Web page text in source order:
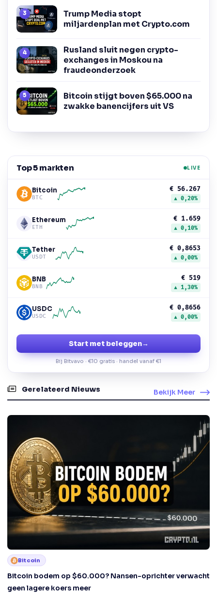
Trump Media stopt
miljardenplan met Crypto.com
Rusland sluit negen crypto-
exchanges in Moskou na
fraudeonderzoek
Bitcoin stijgt boven $65.000 na
zwakke banencijfers uit VS
Top 5 markten LIVE
Bitcoin
BTC
€ 56.267
▲ 0,20%
Ethereum
ETH
€ 1.659
▲ 0,10%
Tether
USDT
€ 0,8653
▲ 0,00%
BNB
BNB
€ 519
▲ 1,30%
USDC
USDC
€ 0,8656
▲ 0,00%
Start met beleggen→
Bij Bitvavo · €10 gratis · handel vanaf €1
Gerelateerd Nieuws Bekijk Meer
Bitcoin
Bitcoin bodem op $60.000? Nansen-oprichter verwacht
geen lagere koers meer